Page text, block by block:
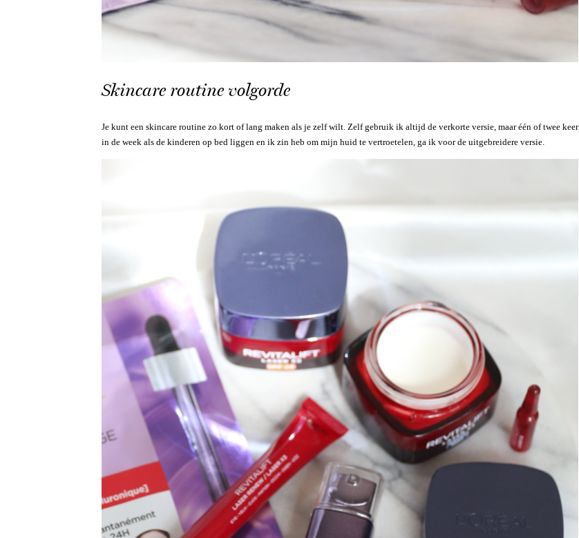
Skincare routine volgorde
Je kunt een skincare routine zo kort of lang maken als je zelf wilt. Zelf gebruik ik altijd de verkorte versie, maar één of twee keer
in de week als de kinderen op bed liggen en ik zin heb om mijn huid te vertroetelen, ga ik voor de uitgebreidere versie.